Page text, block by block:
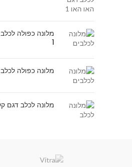
מלונה כפולה
1
מלונה כפולה
מלונה לכלב דגם